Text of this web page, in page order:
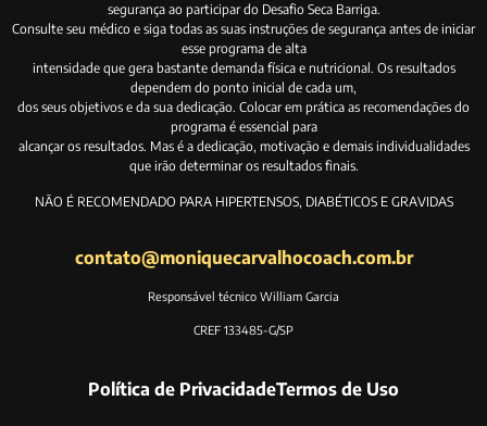
segurança ao participar do Desafio Seca Barriga.
Consulte seu médico e siga todas as suas instruções de segurança antes de iniciar
esse programa de alta
intensidade que gera bastante demanda física e nutricional. Os resultados
dependem do ponto inicial de cada um,
dos seus objetivos e da sua dedicação. Colocar em prática as recomendações do
programa é essencial para
alcançar os resultados. Mas é a dedicação, motivação e demais individualidades
que irão determinar os resultados finais.
NÃO É RECOMENDADO PARA HIPERTENSOS, DIABÉTICOS E GRAVIDAS
contato@moniquecarvalhocoach.com.br
Responsável técnico William Garcia
CREF 133485-G/SP
Política de PrivacidadeTermos de Uso